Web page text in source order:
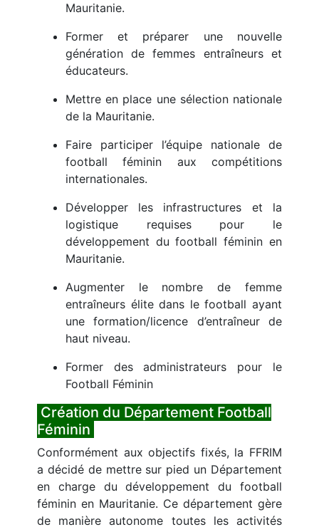
Mauritanie.
Former et préparer une nouvelle
génération de femmes entraîneurs et
éducateurs.
Mettre en place une sélection nationale
de la Mauritanie.
Faire participer l’équipe nationale de
football féminin aux compétitions
internationales.
Développer les infrastructures et la
logistique requises pour le
développement du football féminin en
Mauritanie.
Augmenter le nombre de femme
entraîneurs élite dans le football ayant
une formation/licence d’entraîneur de
haut niveau.
Former des administrateurs pour le
Football Féminin
Création du Département Football
Féminin
Conformément aux objectifs fixés, la FFRIM
a décidé de mettre sur pied un Département
en charge du développement du football
féminin en Mauritanie. Ce département gère
de manière autonome toutes les activités